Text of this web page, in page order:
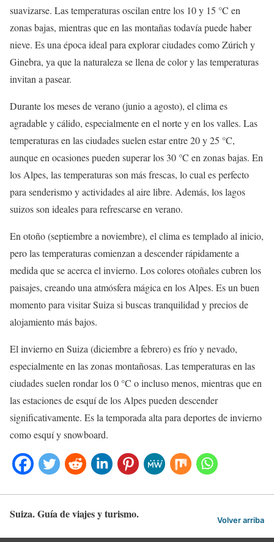
suavizarse. Las temperaturas oscilan entre los 10 y 15 °C en
zonas bajas, mientras que en las montañas todavía puede haber
nieve. Es una época ideal para explorar ciudades como Zúrich y
Ginebra, ya que la naturaleza se llena de color y las temperaturas
invitan a pasear.
Durante los meses de verano (junio a agosto), el clima es
agradable y cálido, especialmente en el norte y en los valles. Las
temperaturas en las ciudades suelen estar entre 20 y 25 °C,
aunque en ocasiones pueden superar los 30 °C en zonas bajas. En
los Alpes, las temperaturas son más frescas, lo cual es perfecto
para senderismo y actividades al aire libre. Además, los lagos
suizos son ideales para refrescarse en verano.
En otoño (septiembre a noviembre), el clima es templado al inicio,
pero las temperaturas comienzan a descender rápidamente a
medida que se acerca el invierno. Los colores otoñales cubren los
paisajes, creando una atmósfera mágica en los Alpes. Es un buen
momento para visitar Suiza si buscas tranquilidad y precios de
alojamiento más bajos.
El invierno en Suiza (diciembre a febrero) es frío y nevado,
especialmente en las zonas montañosas. Las temperaturas en las
ciudades suelen rondar los 0 °C o incluso menos, mientras que en
las estaciones de esquí de los Alpes pueden descender
significativamente. Es la temporada alta para deportes de invierno
como esquí y snowboard.
Suiza. Guía de viajes y turismo. Volver arriba